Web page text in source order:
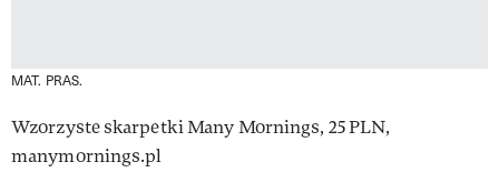
MAT. PRAS.
Wzorzyste skarpetki Many Mornings, 25 PLN,
manymornings.pl